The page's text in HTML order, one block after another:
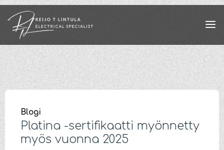
Skip
content
Blogi
Platina -sertifikaatti myönnetty
myös vuonna 2025